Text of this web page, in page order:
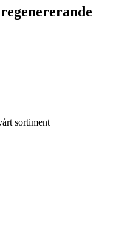
sortiment